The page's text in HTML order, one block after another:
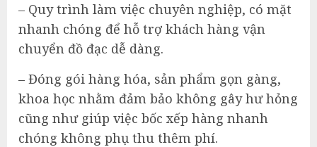
– Quy trình làm việc chuyên nghiệp, có mặt
nhanh chóng để hỗ trợ khách hàng vận
chuyển đồ đạc dễ dàng.
– Đóng gói hàng hóa, sản phẩm gọn gàng,
khoa học nhằm đảm bảo không gây hư hỏng
cũng như giúp việc bốc xếp hàng nhanh
chóng không phụ thu thêm phí.